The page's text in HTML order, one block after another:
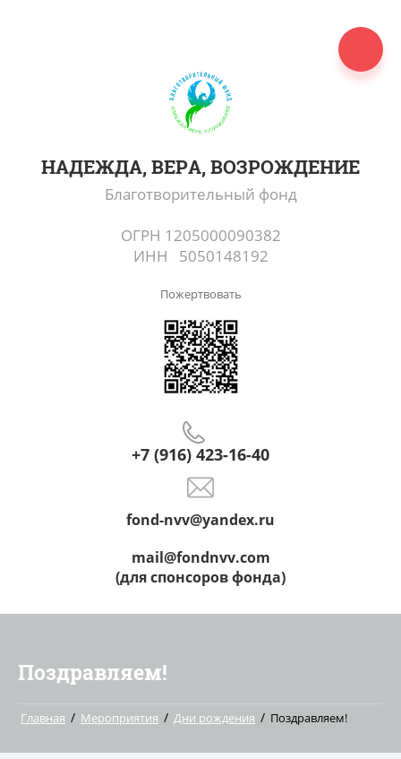
НАДЕЖДА, ВЕРА, ВОЗРОЖДЕНИЕ
Благотворительный фонд
ОГРН 1205000090382
ИНН 5050148192
fond-nvv@yandex.ru
mail@fondnvv.com
(для спонсоров фонда)
+7 (916) 423-16-40
Пожертвовать
Поздравляем!
Главная / Мероприятия / Дни рождения / Поздравляем!